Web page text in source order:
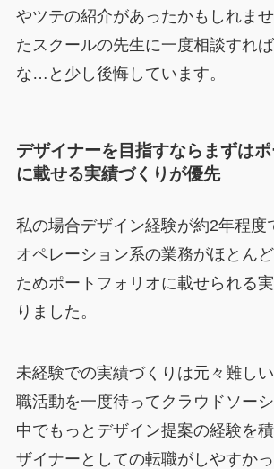
やツテの紹介があったかもしれま
たスクールの先生に一度相談すれ
な…と少し後悔しています。
デザイナーを目指すならまずは
に載せる実績づくりが優先
私の場合デザイン経験が約2年程度
オペレーション系の業務がほとん
ためポートフォリオに載せられる
りました。
未経験での実績づくりは元々難し
職活動を一度待ってクラウドソー
中でもっとデザイン提案の経験を
ザイナーとしての転職がしやすか